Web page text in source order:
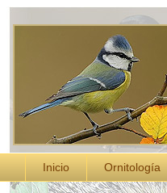
Inicio Ornitología